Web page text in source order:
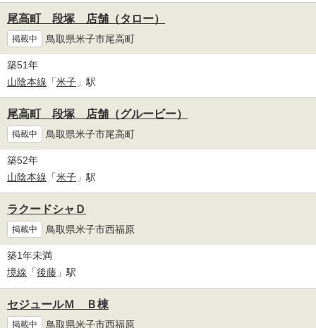
尾高町 段塚 店舗（タロー）
掲載中 鳥取県米子市尾高町
築51年
山陰本線 「米子 」駅
尾高町 段塚 店舗（グルービー）
掲載中 鳥取県米子市尾高町
築52年
山陰本線 「米子 」駅
ラクードシャＤ
掲載中 鳥取県米子市西福原
築1年未満
境線 「後藤 」駅
セジュールＭ Ｂ棟
掲載中 鳥取県米子市西福原